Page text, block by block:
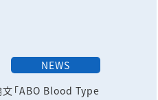
NEWS
「ABO Blood Type